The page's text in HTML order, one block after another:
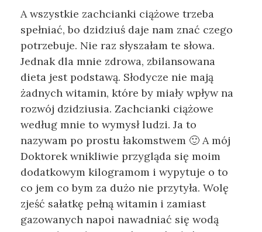
A wszystkie zachcianki ciążowe trzeba
spełniać, bo dzidziuś daje nam znać czego
potrzebuje. Nie raz słyszałam te słowa.
Jednak dla mnie zdrowa, zbilansowana
dieta jest podstawą. Słodycze nie mają
żadnych witamin, które by miały wpływ na
rozwój dzidziusia. Zachcianki ciążowe
według mnie to wymysł ludzi. Ja to
nazywam po prostu łakomstwem 🙂 A mój
Doktorek wnikliwie przygląda się moim
dodatkowym kilogramom i wypytuje o to
co jem co bym za dużo nie przytyła. Wolę
zjeść sałatkę pełną witamin i zamiast
gazowanych napoi nawadniać się wodą